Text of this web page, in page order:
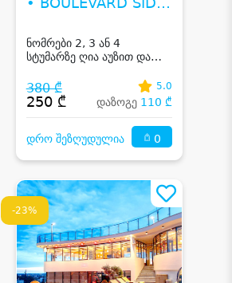
ნომრები 2, 3 ან 4
სტუმარზე ღია აუზით და
ბათუმში
380 ₾
250 ₾
5.0
დაზოგე 110 ₾
დრო შეზღუდულია 0
-23%